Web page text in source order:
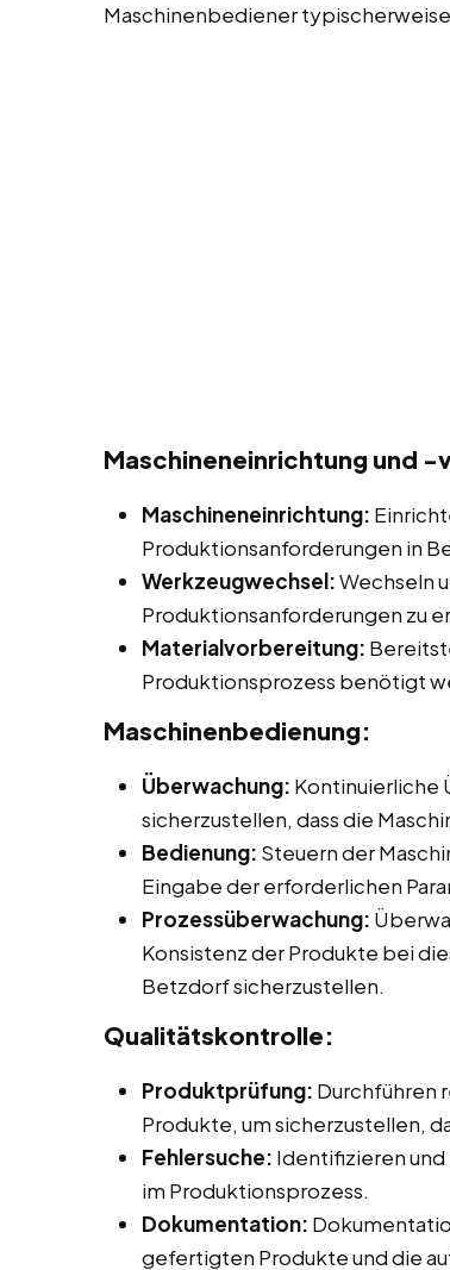
Maschinenbediener
Maschineneinrichtung und
Maschineneinrichtung:
Produktionsanforderungen in
Werkzeugwechsel:Wechseln
Produktionsanforderungen zu
Materialvorbereitung:
Produktionsprozess benötigt
Maschinenbedienung:
Überwachung: Kontinuierliche
sicherzustellen, dass die
Bedienung: Steuern der
Eingabe der erforderlichen
Prozessüberwachung:
Konsistenz der Produkte bei
Betzdorf sicherzustellen.
Qualitätskontrolle:
Produktprüfung: Durchführen
Produkte, um sicherzustellen,
Fehlersuche: Identifizieren
im Produktionsprozess.
Dokumentation:
gefertigten Produkte und die